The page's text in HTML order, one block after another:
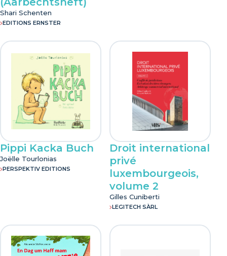
Shari Schenten
EDITIONS ERNSTER
Pippi Kacka Buch
Joëlle Tourlonias
PERSPEKTIV EDITIONS
Droit international
privé
luxembourgeois,
volume 2
Gilles Cuniberti
LEGITECH SÀRL